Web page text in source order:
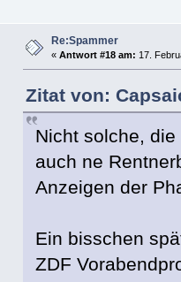
Re:Spammer
« Antwort #18 am: 17.
Zitat von:
Nicht solche,
auch ne
Anzeigen der
Ein bisschen
ZDF